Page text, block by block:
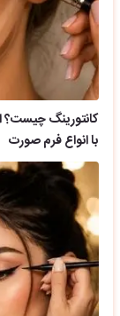
کانتورینگ چیست؟
با انواع فرم صورت